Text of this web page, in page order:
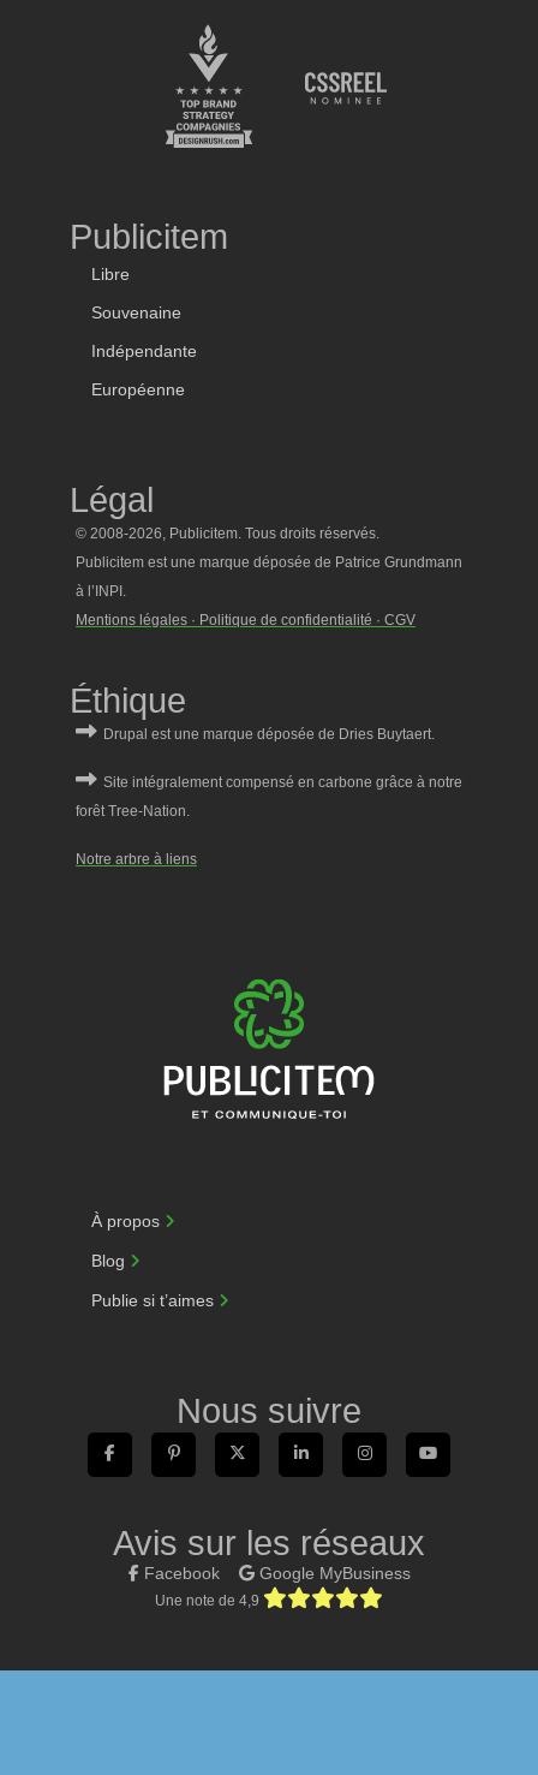
Publicitem
Libre
Souvenaine
Indépendante
Européenne
Légal
© 2008-2026, Publicitem. Tous droits réservés.
Publicitem est une marque déposée de Patrice Grundmann
à l’INPI.
Mentions légales · Politique de confidentialité · CGV
Éthique
Notre arbre à liens
À propos
Blog
Publie si t’aimes
Nous suivre
Avis sur les réseaux
Facebook Google MyBusiness
Une note de 4,9